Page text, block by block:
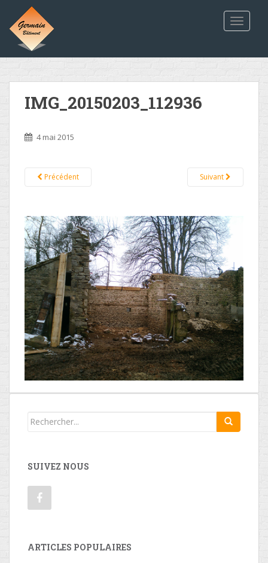
IMG_20150203_112936
4 mai 2015
Précédent Suivant
SUIVEZ NOUS
ARTICLES POPULAIRES